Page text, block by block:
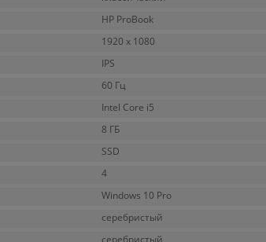
HP ProBook
1920 x 1080
IPS
60 Гц
Intel Core i5
8 ГБ
SSD
4
Windows 10 Pro
серебристый
серебристый